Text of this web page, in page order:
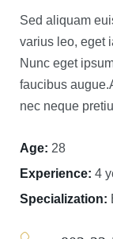
Sed aliquam
varius leo, eget
Nunc eget
faucibus
nec neque
Age: 28
Experience: 4
Specialization: